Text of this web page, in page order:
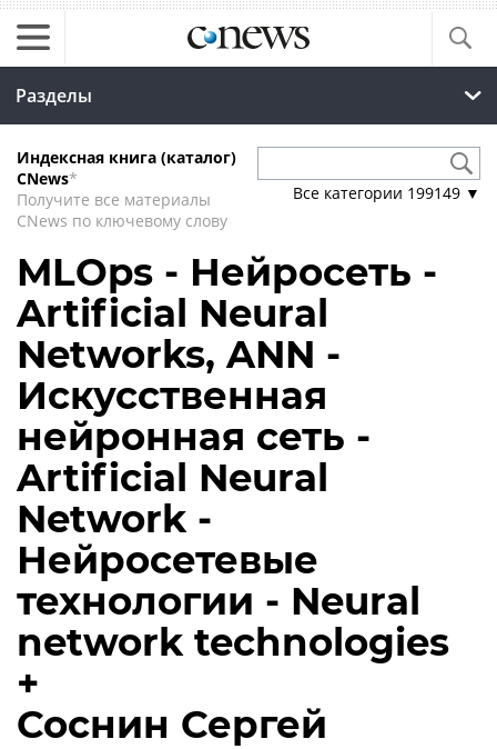
Разделы
Индексная книга (каталог)
CNews*
Получите все материалы
CNews по ключевому слову
Все категории 199149 ▼
MLOps - Нейросеть -
Artificial Neural
Networks, ANN -
Искусственная
нейронная сеть -
Artificial Neural
Network -
Нейросетевые
технологии - Neural
network technologies
+
Соснин Сергей